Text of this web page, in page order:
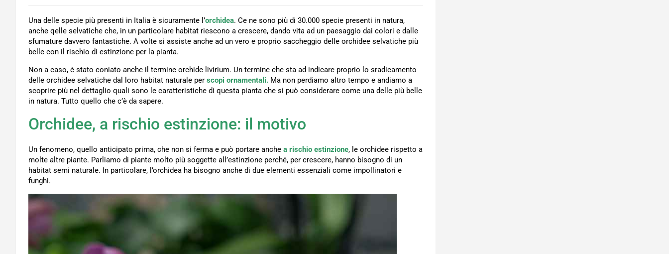
Una delle specie più presenti in Italia è sicuramente l’orchidea. Ce ne sono più di 30.000 specie presenti in natura,
anche qelle selvatiche che, in un particolare habitat riescono a crescere, dando vita ad un paesaggio dai colori e dalle
sfumature davvero fantastiche. A volte si assiste anche ad un vero e proprio saccheggio delle orchidee selvatiche più
belle con il rischio di estinzione per la pianta.
Non a caso, è stato coniato anche il termine orchide livirium. Un termine che sta ad indicare proprio lo sradicamento
delle orchidee selvatiche dal loro habitat naturale per scopi ornamentali. Ma non perdiamo altro tempo e andiamo a
scoprire più nel dettaglio quali sono le caratteristiche di questa pianta che si può considerare come una delle più belle
in natura. Tutto quello che c’è da sapere.
Orchidee, a rischio estinzione: il motivo
Un fenomeno, quello anticipato prima, che non si ferma e può portare anche a rischio estinzione, le orchidee rispetto a
molte altre piante. Parliamo di piante molto più soggette all’estinzione perché, per crescere, hanno bisogno di un
habitat semi naturale. In particolare, l’orchidea ha bisogno anche di due elementi essenziali come impollinatori e
funghi.